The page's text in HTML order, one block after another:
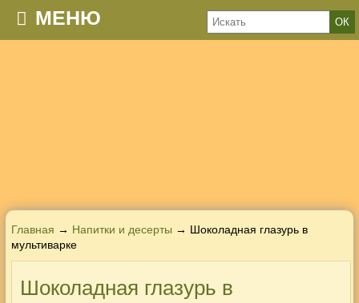
МЕНЮ
Главная → Напитки и десерты → Шоколадная глазурь в
мультиварке
Шоколадная глазурь в